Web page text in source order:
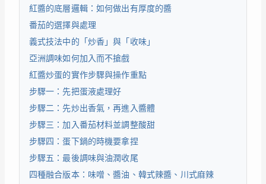
紅醬的底層邏輯：如何做出有厚度的醬
番茄的選擇與處理
義式技法中的「炒香」與「收味」
亞洲調味如何加入而不搶戲
紅醬炒蛋的實作步驟與操作重點
步驟一：先把蛋液處理好
步驟二：先炒出香氣，再進入醬體
步驟三：加入番茄材料並調整酸甜
步驟四：蛋下鍋的時機要拿捏
步驟五：最後調味與油潤收尾
四種融合版本：味噌、醬油、韓式辣醬、川式麻辣